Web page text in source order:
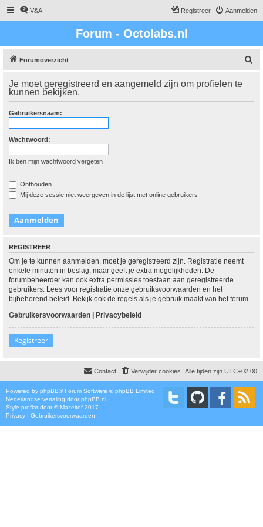
V&A Aanmelden
Registreer
Forum - Octolabs.nl
Forumoverzicht
k
Je moet geregistreerd en aangemeld zijn om profielen te
kunnen bekijken.
Gebruikersnaam:
Wachtwoord:
Ik ben mijn wachtwoord vergeten
Onthouden
Mij deze sessie niet weergeven in de lijst met online gebruikers
REGISTREER
Om je te kunnen aanmelden, moet je geregistreerd zijn. Registratie neemt
enkele minuten in beslag, maar geeft je extra mogelijkheden. De
forumbeheerder kan ook extra permissies toestaan aan geregistreerde
gebruikers. Lees voor registratie onze gebruiksvoorwaarden en het
bijbehorend beleid. Bekijk ook de regels als je gebruik maakt van het forum.
Gebruikersvoorwaarden | Privacybeleid
Registreer
Alle tijden zijn UTC+02:00
Verwijder cookies
Contact
Powered by phpBB® Forum Software © phpBB Limited
Nederlandse vertaling door phpBB.nl
Style proflat door ©Mazeltof 2017
Privacy | Gebruikersvoorwaarden